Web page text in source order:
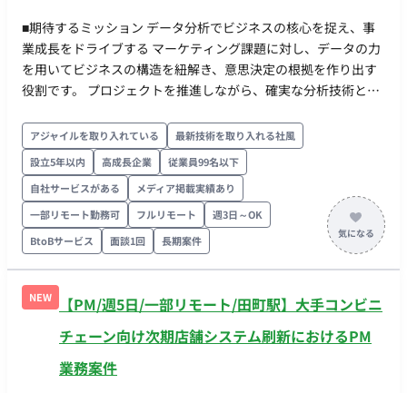
■期待するミッション データ分析でビジネスの核心を捉え、事
業成長をドライブする マーケティング課題に対し、データの力
を用いてビジネスの構造を紐解き、意思決定の根拠を作り出す
役割です。 プロジェクトを推進しながら、確実な分析技術とビ
ョナルとして活躍していただくことを期待しています。 ■担当
工程（業務範囲） 分析実務（データ抽出・加工、モデル実行、
集計）を正確に遂行することからスタートします。 徐々に担当
領域を広げ、顧客への報告や示唆出しなど、プロジェクトのメ
イン担当としての役割を担っていただきます。 ・分析設計に基
づいたデータ構築 ビジネス課題を解決するための分析アプロー
チを理解し、必要なデータの定義・抽出・加工を自律的に行う
単にツールを操作するだけでなく、仮説に基づいたMMM（マー
実行し、試行錯誤を通じて精度の高いモデルを作り上げる。 ・
分析品質への責任（Quality & Logic Assurance） 数値的なミス
アジャイルを取り入れている
最新技術を取り入れる社風
設立5年以内
高成長企業
従業員99名以下
自社サービスがある
メディア掲載実績あり
一部リモート勤務可
フルリモート
週3日～OK
BtoBサービス
面談1回 長期案件
NEW
【PM/週5日/一部リモート/田町駅】大手コンビニ
チェーン向け次期店舗システム刷新におけるPM
業務案件